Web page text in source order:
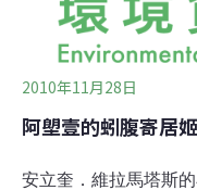
2010年11月28日
阿塱壹的蚓腹寄居
安立奎．維拉馬塔斯